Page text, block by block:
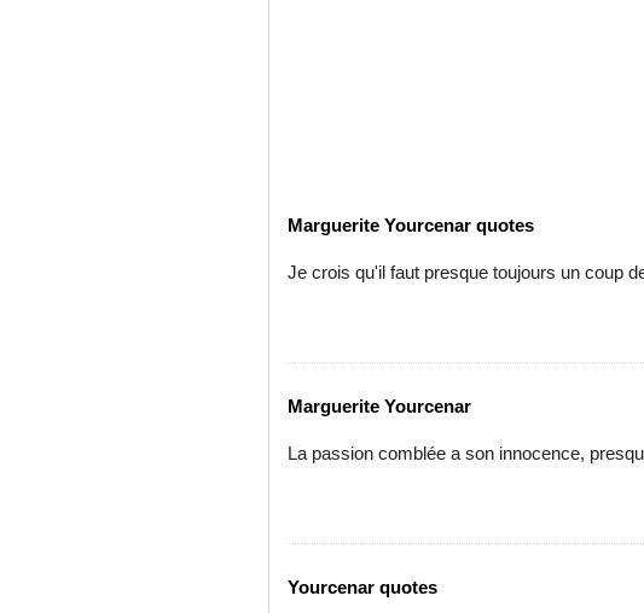
Marguerite Yourcenar quotes
Je crois qu'il faut presque toujours un coup
Marguerite Yourcenar
La passion comblée a son innocence,
Yourcenar quotes